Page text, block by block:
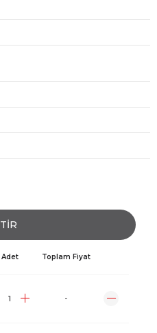
Adet Toplam Fiyat
-